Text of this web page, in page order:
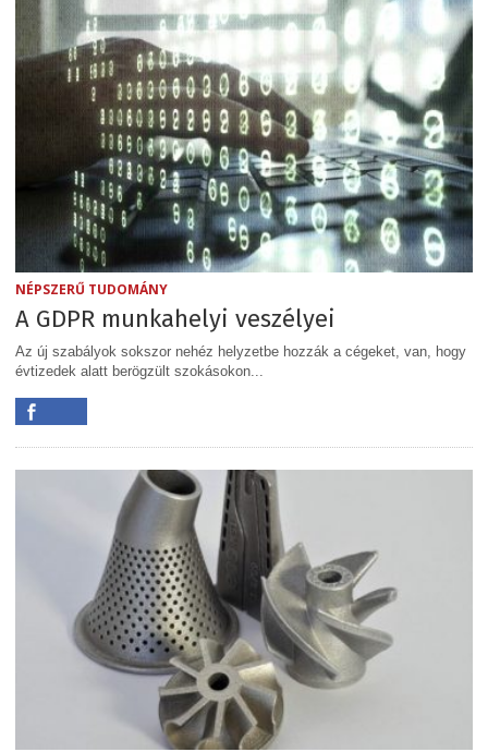
NÉPSZERŰ TUDOMÁNY
A GDPR munkahelyi veszélyei
Az új szabályok sokszor nehéz helyzetbe hozzák a cégeket, van, hogy
évtizedek alatt berögzült szokásokon...